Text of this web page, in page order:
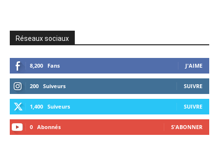
Réseaux sociaux
8,200 Fans J'AIME
200 Suiveurs SUIVRE
1,400 Suiveurs SUIVRE
0 Abonnés S'ABONNER